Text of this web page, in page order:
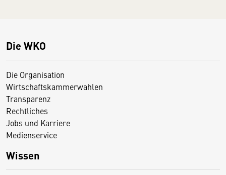
Die WKO
Die Organisation
Wirtschaftskammerwahlen
Transparenz
Rechtliches
Jobs und Karriere
Medienservice
Wissen